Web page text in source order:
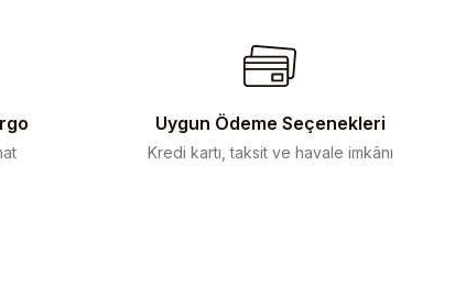
Uygun Ödeme Seçenekleri
Kredi kartı, taksit ve havale imkânı